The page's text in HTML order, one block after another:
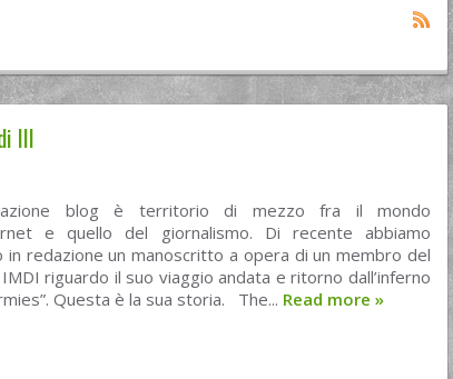
III
blog è territorio di mezzo fra il mondo
e quello del giornalismo. Di recente abbiamo
in redazione un manoscritto a opera di un membro del
riguardo il suo viaggio andata e ritorno dall’inferno
Questa è la sua storia. The... Read more »